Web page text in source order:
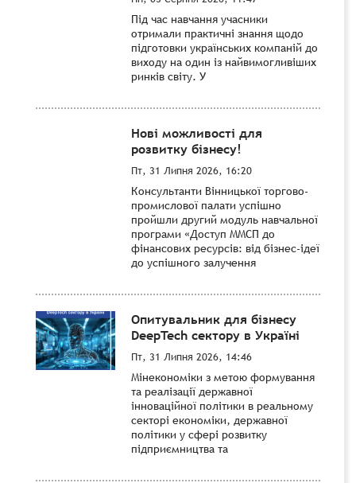
Під час навчання учасники
отримали практичні знання щодо
підготовки українських компаній до
виходу на один із найвимогливіших
ринків світу. У
Нові можливості для
розвитку бізнесу!
Пт, 31 Липня 2026, 16:20
Консультанти Вінницької торгово-
промислової палати успішно
пройшли другий модуль навчальної
програми «Доступ ММСП до
фінансових ресурсів: від бізнес-ідеї
до успішного залучення
Опитувальник для бізнесу
DeepTech сектору в Україні
Пт, 31 Липня 2026, 14:46
Мінекономіки з метою формування
та реалізації державної
інноваційної політики в реальному
секторі економіки, державної
політики у сфері розвитку
підприємництва та